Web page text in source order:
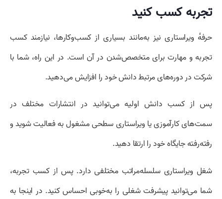
تجربه کسب کنید
حرفهٔ ویراستاری نیز به‌مانند بسیاری از کسب‌وکارها، نیازمند کسب
تجربه و مهارت برای متخصص‌شدن در آن است. در این راه، شما با
شرکت در دوره‌های مرتبط دانش خود را افزایش می‌دهید.
پس از کسب دانش اولیه می‌توانید در انتشارات مختلف در
سمت‌های کارآموزی یا ویراستاری سطحی مشغول به فعالیت شوید و
رفته‌رفته جایگاه خود را ارتقا دهید.
شغل ویراستاری سلسله‌مراتب مختلفی دارد. پس از کسب تجربه،
شما می‌توانید پیشرفت شغلی را به‌خوبی احساس کنید. در اینجا به